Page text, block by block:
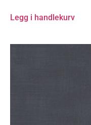
Legg i handlekurv